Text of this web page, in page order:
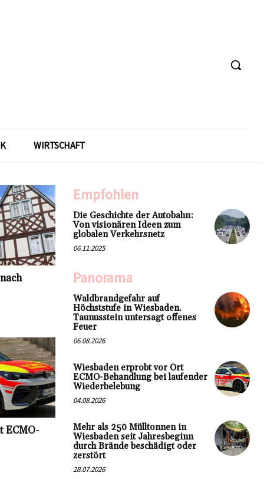
WIRTSCHAFT
ECMO-
Empfohlen
Die Geschichte der Autobahn:
Von visionären Ideen zum
globalen Verkehrsnetz
06.11.2025
Panorama
Waldbrandgefahr auf
Höchststufe in Wiesbaden.
Taunusstein untersagt offenes
Feuer
06.08.2026
Wiesbaden erprobt vor Ort
ECMO-Behandlung bei laufender
Wiederbelebung
04.08.2026
Mehr als 250 Mülltonnen in
Wiesbaden seit Jahresbeginn
durch Brände beschädigt oder
zerstört
28.07.2026